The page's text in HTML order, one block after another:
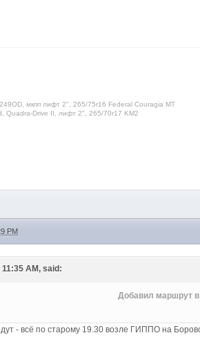
мкпп лифт 2", 265/75r16 Federal Couragia MT
Quadra-Drive II, лифт 2", 265/70r17 KM2
PM
AM, said:
Добавил маршрут
- всё по старому 19.30 возле ГИППО на